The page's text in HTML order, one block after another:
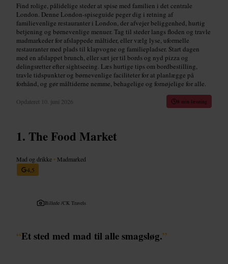
Find rolige, pålidelige steder at spise med familien i det centrale
London. Denne London-spiseguide peger dig i retning af
familievenlige restauranter i London, der afvejer beliggenhed, hurtig
betjening og børnevenlige menuer. Tag til steder langs floden og travle
madmarkeder for afslappede måltider, eller vælg lyse, uformelle
restauranter med plads til klapvogne og familiepladser. Start dagen
med en afslappet brunch, eller sæt jer til bords og nyd pizza og
delingsretter efter sightseeing. Læs hurtige tips om bordbestilling,
travle tidspunkter og børnevenlige faciliteter for at planlægge på
forhånd, og gør måltiderne nemme, behagelige og fornøjelige for alle.
Opdateret 10. juni 2026 8 min læsning
The Food Market
Mad og drikke • Madmarked
4,5
Billede /CK Travels
“Et sted med mad til alle smagsløg.”